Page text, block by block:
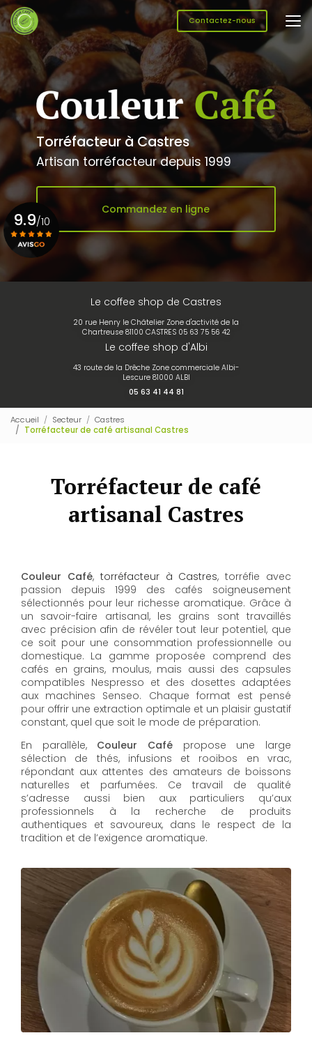
Aller
au
contenu
principal
Contactez-nous
Torréfacteur à Castres
Artisan torréfacteur depuis 1999
Commandez en ligne
Le coffee shop de Castres
20 rue Henry le Châtelier Zone d'activité de la
Chartreuse 81100 CASTRES 05 63 75 56 42
Le coffee shop d'Albi
43 route de la Drêche Zone commerciale Albi-
Lescure 81000 ALBI
05 63 41 44 81
9.9/10
Accueil Secteur
Castres
Torréfacteur de café artisanal Castres
Torréfacteur de café
artisanal Castres
Couleur Café, torréfacteur à Castres, torréfie avec
passion depuis 1999 des cafés soigneusement
sélectionnés pour leur richesse aromatique. Grâce à
un savoir-faire artisanal, les grains sont travaillés
avec précision afin de révéler tout leur potentiel, que
ce soit pour une consommation professionnelle ou
domestique. La gamme proposée comprend des
cafés en grains, moulus, mais aussi des capsules
compatibles Nespresso et des dosettes adaptées
aux machines Senseo. Chaque format est pensé
pour offrir une extraction optimale et un plaisir gustatif
constant, quel que soit le mode de préparation.
En parallèle, Couleur Café propose une large
sélection de thés, infusions et rooibos en vrac,
répondant aux attentes des amateurs de boissons
naturelles et parfumées. Ce travail de qualité
s’adresse aussi bien aux particuliers qu’aux
professionnels à la recherche de produits
authentiques et savoureux, dans le respect de la
tradition et de l’exigence aromatique.